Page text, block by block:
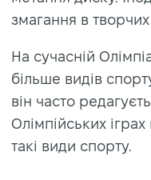
змагання в творчих
На сучасній
більше видів
він часто
Олімпійських
такі види спорту.